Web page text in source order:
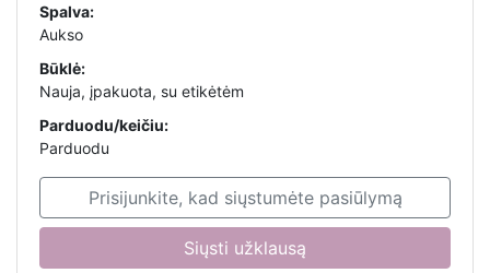
Spalva:
Aukso
Būklė:
Nauja, įpakuota, su etikėtėm
Parduodu/keičiu:
Parduodu
Prisijunkite, kad siųstumėte pasiūlymą
Siųsti užklausą